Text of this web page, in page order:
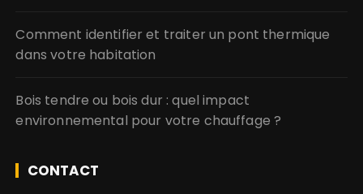
Comment identifier et traiter un pont thermique
dans votre habitation
Bois tendre ou bois dur : quel impact
environnemental pour votre chauffage ?
CONTACT